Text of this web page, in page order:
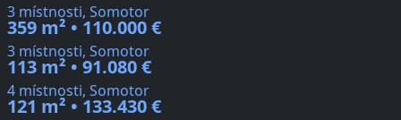
3 místnosti, Somotor
359 m² • 110.000 €
3 místnosti, Somotor
113 m² • 91.080 €
4 místnosti, Somotor
121 m² • 133.430 €